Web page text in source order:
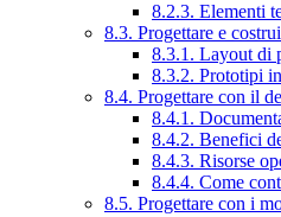
8.2.3. Elementi
8.3. Progettare e
8.3.1. Layout di
8.3.2. Prototipi
8.4. Progettare con il
8.4.1.
8.4.2. Benefici
8.4.3. Risorse
8.4.4. Come
8.5. Progettare con i